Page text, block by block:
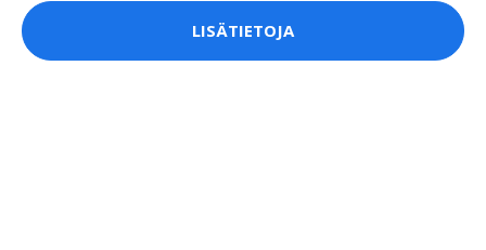
LISÄTIETOJA